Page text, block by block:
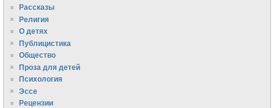
Рассказы
Религия
О детях
Публицистика
Общество
Проза для детей
Психология
Эссе
Рецензии